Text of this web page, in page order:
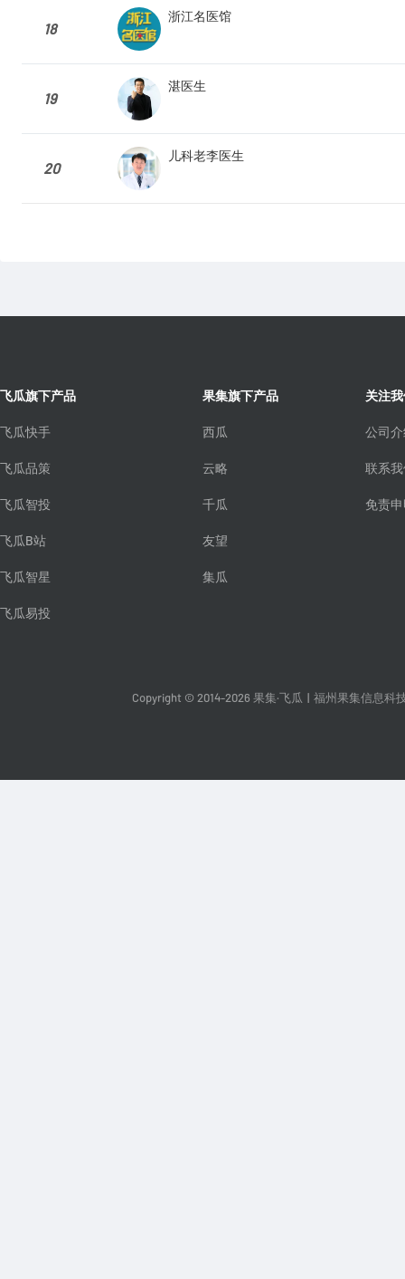
18
浙江名医馆
19
湛医生
20
儿科老李医生
飞瓜旗下产品
飞瓜快手
飞瓜品策
飞瓜智投
飞瓜B站
飞瓜智星
飞瓜易投
果集旗下产品
西瓜
云略
千瓜
友望
集瓜
关注
公司
联系
免责
Copyright © 2014-2026 果集·飞瓜 福州果集信息科